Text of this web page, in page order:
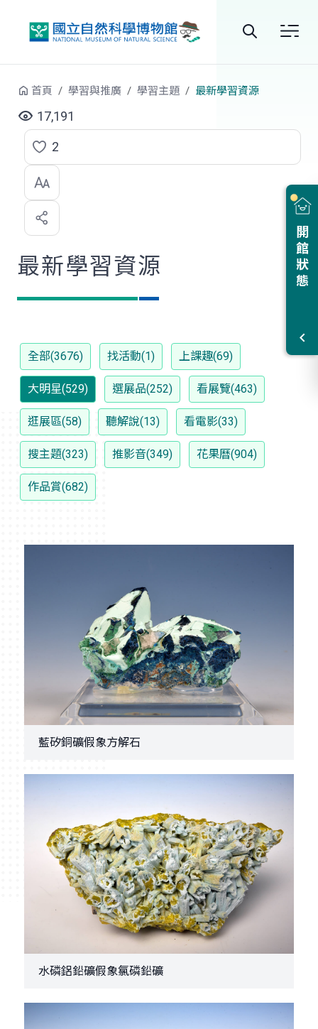
站
尋
開館狀態
首頁 學習與推廣 學習主題 最新學習資源
17,191
點
選
喜
歡
2
最新學習資源
全部(3676) 找活動(1) 上課趣(69)
大明星(529) 選展品(252) 看展覽(463)
逛展區(58) 聽解說(13) 看電影(33)
搜主題(323) 推影音(349) 花果曆(904)
作品賞(682)
藍矽銅礦假象方解石
水磷鋁鉛礦假象氯磷鉛礦